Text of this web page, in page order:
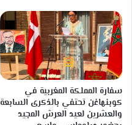
سفارة المملكة المغربية في
كوبنهاغن تحتفي بالذكرى السابعة
والعشرين لعيد العرش المجيد